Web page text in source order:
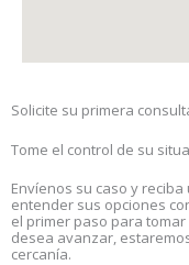
Solicite su primera
Tome el control de su
Envíenos su caso y
entender sus opciones
el primer paso para
desea avanzar,
cercanía.